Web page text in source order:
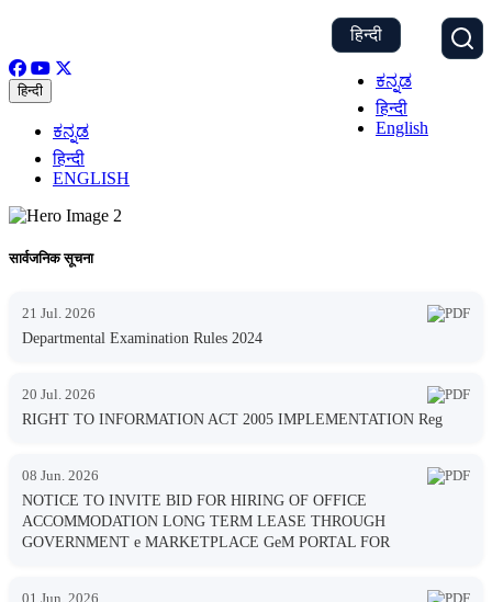
हिन्दी
ಕನ್ನಡ
हिन्दी
English
हिन्दी
ಕನ್ನಡ
हिन्दी
ENGLISH
सार्वजनिक सूचना
21 Jul. 2026
Departmental Examination Rules 2024
20 Jul. 2026
RIGHT TO INFORMATION ACT 2005 IMPLEMENTATION Reg
08 Jun. 2026
NOTICE TO INVITE BID FOR HIRING OF OFFICE
ACCOMMODATION LONG TERM LEASE THROUGH
GOVERNMENT e MARKETPLACE GeM PORTAL FOR
01 Jun. 2026